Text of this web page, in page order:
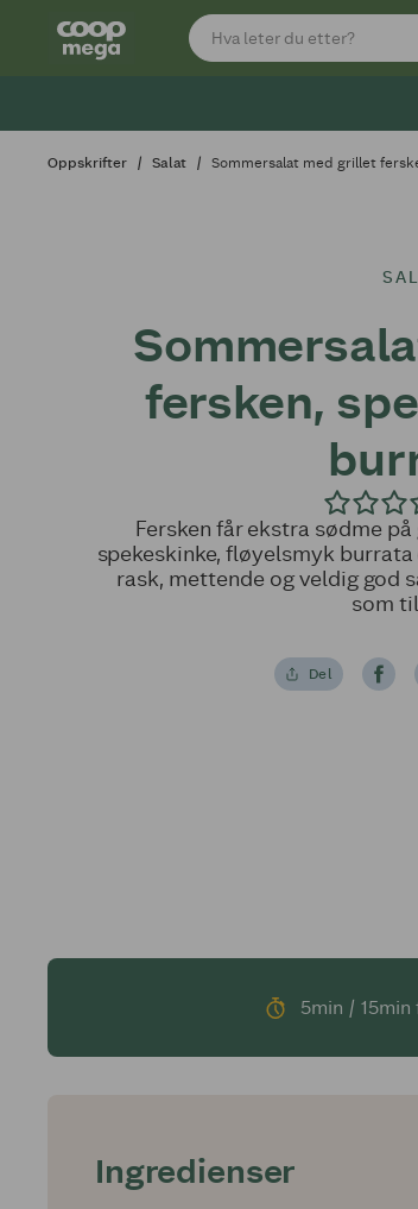
Oppskrifter Salat Sommersalat med grillet
fersken,
Fersken får ekstra sødme
spekeskinke, fløyelsmyk
rask, mettende og veldig god
som
Del
5min /
Ingredienser